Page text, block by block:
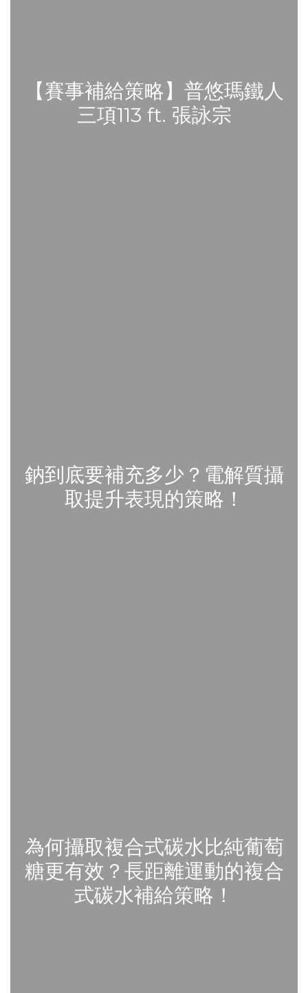
【賽事補給策略】普悠瑪鐵人
三項113 ft. 張詠宗
鈉到底要補充多少？電解質攝
取提升表現的策略！
為何攝取複合式碳水比純葡萄
糖更有效？長距離運動的複合
式碳水補給策略！